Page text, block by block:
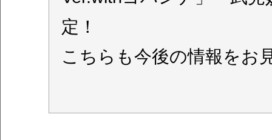
定！
こちらも今後の情報をお